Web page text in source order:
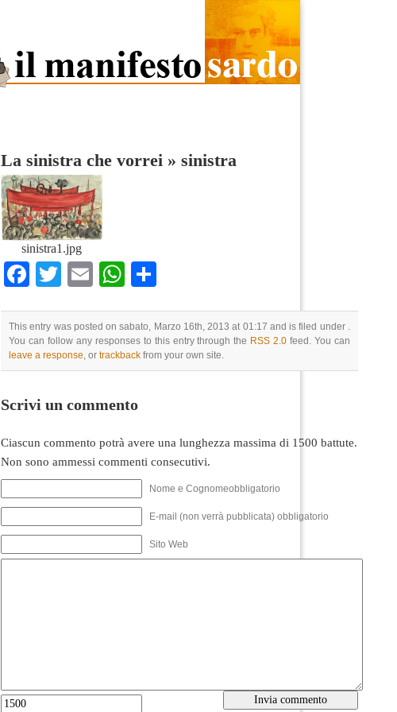
La sinistra che vorrei » sinistra
sinistra1.jpg
Facebook
TwitterEmailWhatsApp
This entry was posted on sabato, Marzo 16th, 2013 at 01:17 and is filed under .
You can follow any responses to this entry through the RSS 2.0 feed. You can
leave a response, or trackback from your own site.
Scrivi un commento
Ciascun commento potrà avere una lunghezza massima di 1500 battute.
Non sono ammessi commenti consecutivi.
Nome e Cognomeobbligatorio
E-mail (non verrà pubblicata) obbligatorio
Sito Web